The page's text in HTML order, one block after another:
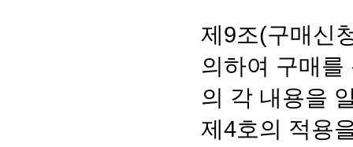
제9조(구매신
의하여 구매
의 각 내용을
제4호의 적용